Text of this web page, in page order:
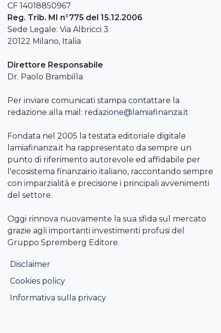
CF 14018850967
Reg. Trib. MI n°775 del 15.12.2006
Sede Legale: Via Albricci 3
20122 Milano, Italia
Direttore Responsabile
Dr. Paolo Brambilla
Per inviare comunicati stampa contattare la
redazione alla mail: redazione@lamiafinanza.it
Fondata nel 2005 la testata editoriale digitale
lamiafinanza.it ha rappresentato da sempre un
punto di riferimento autorevole ed affidabile per
l'ecosistema finanzairio italiano, raccontando sempre
con imparzialità e precisione i principali avvenimenti
del settore.
Oggi rinnova nuovamente la sua sfida sul mercato
grazie agli importanti investimenti profusi del
Gruppo Spremberg Editore.
Disclaimer
Cookies policy
Informativa sulla privacy